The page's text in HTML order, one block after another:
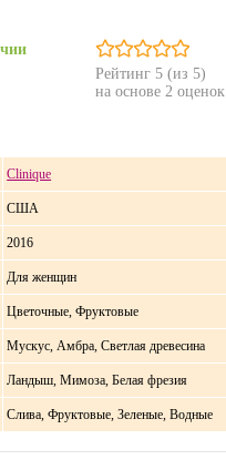
Рейтинг 5 (из 5)
на основе2 оценок
Clinique
США
2016
Для женщин
Цветочные, Фруктовые
Мускус, Амбра, Светлая древесина
Ландыш, Мимоза, Белая фрезия
Слива, Фруктовые, Зеленые, Водные